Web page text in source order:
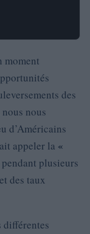
moment
des
nous
d’Américains
appeler la «
plusieurs
des taux
différentes